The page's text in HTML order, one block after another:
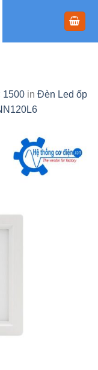
1500 in Đèn Led ốp